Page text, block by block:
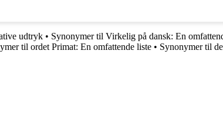
udtryk • Synonymer til Virkelig på dansk: En
til ordet Primat: En omfattende liste • Synonymer til